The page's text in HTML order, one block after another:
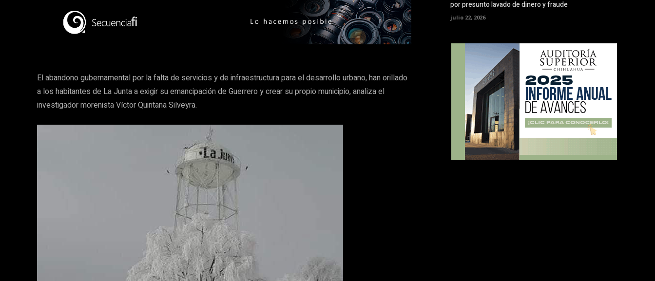
El abandono gubernamental por la falta de servicios y de infraestructura para el desarrollo urbano, han orillado
a los habitantes de La Junta a exigir su emancipación de Guerrero y crear su propio municipio, analiza el
investigador morenista Víctor Quintana Silveyra.
por presunto lavado de dinero y fraude
julio 22, 2026